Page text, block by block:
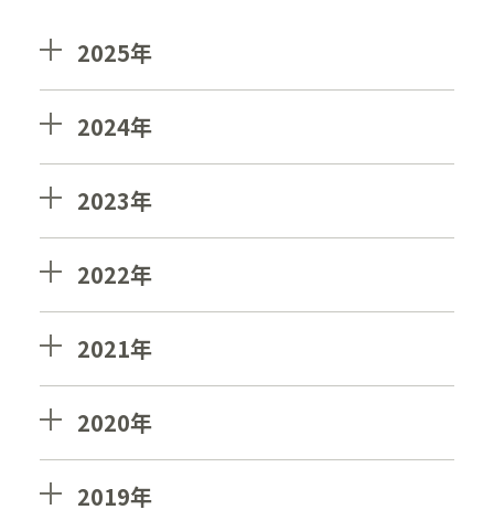
2025年
2024年
2023年
2022年
2021年
2020年
2019年